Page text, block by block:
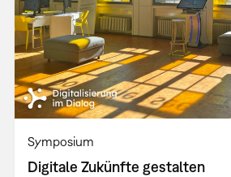
Symposium
Digitale Zukünfte gestalten